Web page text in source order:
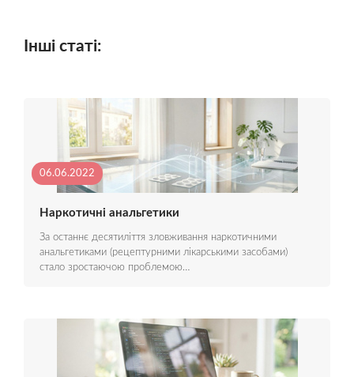
Інші статі:
06.06.2022
Наркотичні анальгетики
За останнє десятиліття зловживання наркотичними
анальгетиками (рецептурними лікарськими засобами)
стало зростаючою проблемою…